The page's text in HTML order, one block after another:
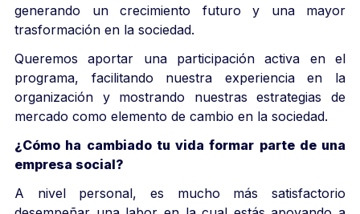
generando un crecimiento futuro y una mayor
trasformación en la sociedad.
Queremos aportar una participación activa en el
programa, facilitando nuestra experiencia en la
organización y mostrando nuestras estrategias de
mercado como elemento de cambio en la sociedad.
¿Cómo ha cambiado tu vida formar parte de una
empresa social?
A nivel personal, es mucho más satisfactorio